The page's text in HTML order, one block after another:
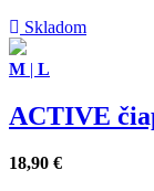
Skladom
M | L
ACTIVE
18,90 €